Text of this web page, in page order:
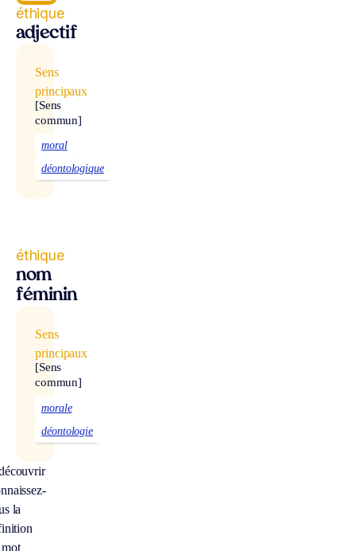
éthique
adjectif
Sens
principaux
[Sens
commun]
moral
déontologique
éthique
nom
féminin
Sens
principaux
[Sens
commun]
morale
déontologie
la